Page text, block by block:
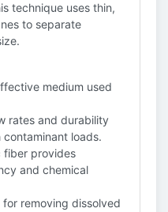
technique uses thin,
to separate
medium used
rates and durability
loads.
fiber provides
and chemical
for removing dissolved